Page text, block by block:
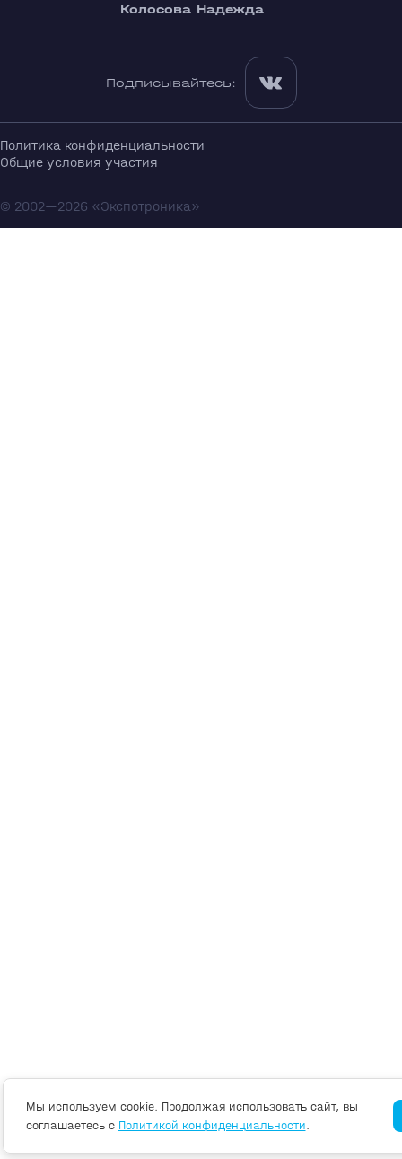
Колосова Надежда
Подписывайтесь:
Политика конфиденциальности
Общие условия участия
© 2002—2026 «Экспотроника»
Мы используем cookie. Продолжая использовать сайт, вы
соглашаетесь с Политикой конфиденциальности.